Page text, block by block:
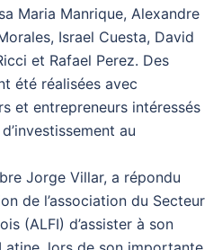
Maria Manrique, Alexandre
Israel Cuesta, David
et Rafael Perez. Des
été réalisées avec
et entrepreneurs intéressés
au
Jorge Villar, a répondu
de l’association du Secteur
(ALFI) d’assister à son